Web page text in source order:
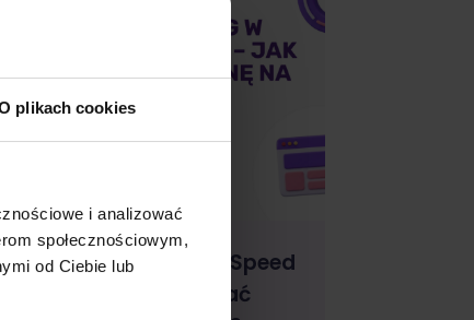
plikach cookies
i analizować
społecznościowym,
od Ciebie lub
Browsing w PageSpeed
– jak przygotować